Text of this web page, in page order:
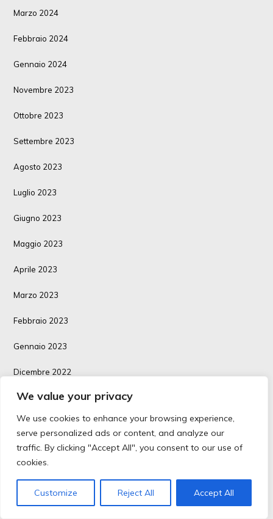
We value your privacy
We use cookies to enhance your browsing experience,
serve personalized ads or content, and analyze our
traffic. By clicking "Accept All", you consent to our use of
cookies.
Customize Reject All Accept All
Marzo 2024
Febbraio 2024
Gennaio 2024
Novembre 2023
Ottobre 2023
Settembre 2023
Agosto 2023
Luglio 2023
Giugno 2023
Maggio 2023
Aprile 2023
Marzo 2023
Febbraio 2023
Gennaio 2023
Dicembre 2022
Novembre 2022
Ottobre 2022
Settembre 2022